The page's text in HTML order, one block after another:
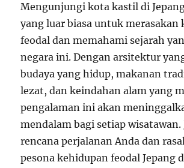
Mengunjungi kota kastil di
yang luar biasa untuk merasakan
feodal dan memahami sejarah
negara ini. Dengan arsitektur
budaya yang hidup, makanan
lezat, dan keindahan alam yang
pengalaman ini akan
mendalam bagi setiap wisatawan.
rencana perjalanan Anda dan
pesona kehidupan feodal Jepang